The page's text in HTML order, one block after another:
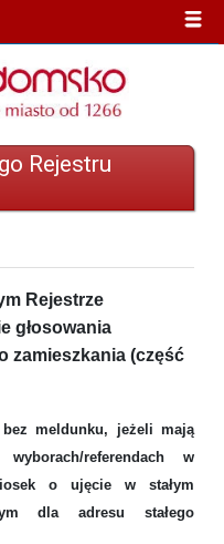
Rejestru
Rejestrze
głosowania
zamieszkania (część
meldunku, jeżeli mają
referendach w
ek o ujęcie w stałym
dla adresu stałego